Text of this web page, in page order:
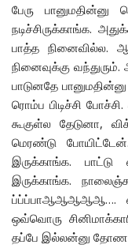
பேரு பானுமதின்னு
நடிச்சிருக்காங்க.
பாத்த நினைவில்ல.
நினைவுக்கு
பாடுனதே
ரொம்ப பிடிச்சி
கூகுள்ல தேடுனா,
மெரண்டு போயிட்டேன்.
இருக்காங்க.
இருக்காங்க.
ப்ப்ப்பாஆஆஆஆஆ….
ஒவ்வொரு
தப்பே இல்லன்னு தோண